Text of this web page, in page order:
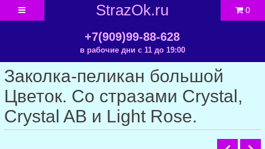
StrazOk.ru
+7(909)99-88-628
в рабочие дни с 11 до 19:00
0
Заколка-пеликан большой
Цветок. Со стразами Crystal,
Crystal AB и Light Rose.